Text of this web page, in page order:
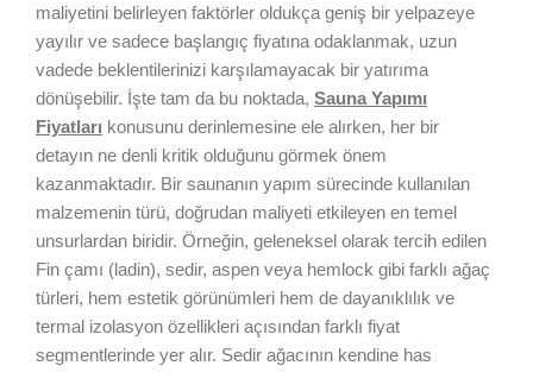
maliyetini belirleyen faktörler oldukça geniş bir yelpazeye
yayılır ve sadece başlangıç fiyatına odaklanmak, uzun
vadede beklentilerinizi karşılamayacak bir yatırıma
dönüşebilir. İşte tam da bu noktada, Sauna Yapımı
Fiyatları konusunu derinlemesine ele alırken, her bir
detayın ne denli kritik olduğunu görmek önem
kazanmaktadır. Bir saunanın yapım sürecinde kullanılan
malzemenin türü, doğrudan maliyeti etkileyen en temel
unsurlardan biridir. Örneğin, geleneksel olarak tercih edilen
Fin çamı (ladin), sedir, aspen veya hemlock gibi farklı ağaç
türleri, hem estetik görünümleri hem de dayanıklılık ve
termal izolasyon özellikleri açısından farklı fiyat
segmentlerinde yer alır. Sedir ağacının kendine has